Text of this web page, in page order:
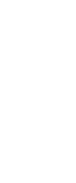
- U verlaat